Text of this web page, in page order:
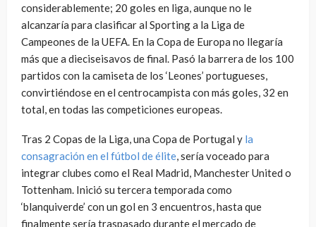
considerablemente; 20 goles en liga, aunque no le
alcanzaría para clasificar al Sporting a la Liga de
Campeones de la UEFA. En la Copa de Europa no llegaría
más que a dieciseisavos de final. Pasó la barrera de los 100
partidos con la camiseta de los ‘Leones’ portugueses,
convirtiéndose en el centrocampista con más goles, 32 en
total, en todas las competiciones europeas.
Tras 2 Copas de la Liga, una Copa de Portugal y la
consagración en el fútbol de élite , sería voceado para
integrar clubes como el Real Madrid, Manchester United o
Tottenham. Inició su tercera temporada como
‘blanquiverde’ con un gol en 3 encuentros, hasta que
finalmente sería traspasado durante el mercado de